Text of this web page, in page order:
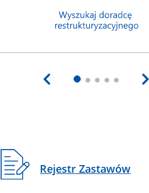
Rejestr Zastawów